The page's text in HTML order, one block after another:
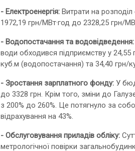
- Електроенергія: Витрати на
1972,19 грн/МВт·год до 2328,25 грн/
- Водопостачання та водовідведення:
води обходився підприємству у 24,55
куб.м (водопостачання) та 34,40 грн/
- Зростання зарплатного фонду: У
до 3328 грн. Крім того, зміни до
з 200% до 260%. Це потягнуло за
відрахування на 43%.
- Обслуговування приладів обліку:
метрологічної повірки